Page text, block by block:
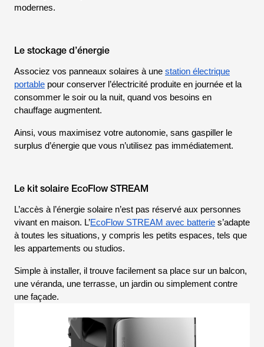
modernes.
Le stockage d’énergie
Associez vos panneaux solaires à une station électrique
portable pour conserver l’électricité produite en journée et la
consommer le soir ou la nuit, quand vos besoins en
chauffage augmentent.
Ainsi, vous maximisez votre autonomie, sans gaspiller le
surplus d’énergie que vous n’utilisez pas immédiatement.
Le kit solaire EcoFlow STREAM
L’accès à l’énergie solaire n’est pas réservé aux personnes
vivant en maison. L’EcoFlow STREAM avec batterie s’adapte
à toutes les situations, y compris les petits espaces, tels que
les appartements ou studios.
Simple à installer, il trouve facilement sa place sur un balcon,
une véranda, une terrasse, un jardin ou simplement contre
une façade.